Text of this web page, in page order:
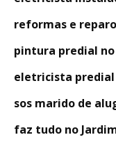
reformas e
pintura predial
eletricista
sos marido de
faz tudo no